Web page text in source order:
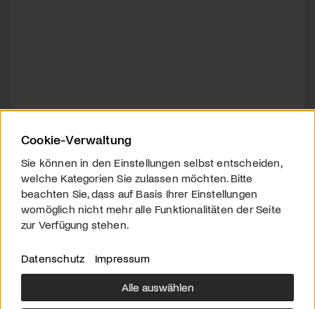
Cookie-Verwaltung
Sie können in den Einstellungen selbst entscheiden,
welche Kategorien Sie zulassen möchten. Bitte
beachten Sie, dass auf Basis Ihrer Einstellungen
womöglich nicht mehr alle Funktionalitäten der Seite
zur Verfügung stehen.
Datenschutz Impressum
Alle auswählen